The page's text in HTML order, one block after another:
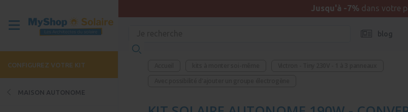
Jusqu'à -7%dans votre
blog
CONFIGUREZ VOTRE KIT
MAISON AUTONOME